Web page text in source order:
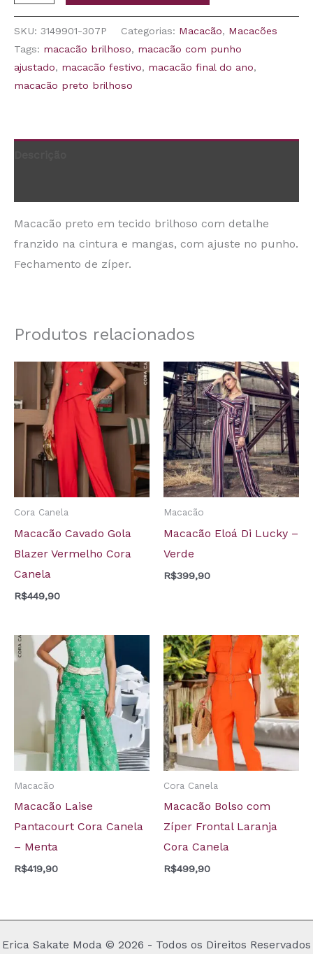
SKU: 3149901-307P Categorias: Macacão, Macacões
Tags: macacão brilhoso, macacão com punho
ajustado, macacão festivo, macacão final do ano,
macacão preto brilhoso
Macacão preto em tecido brilhoso com detalhe
franzido na cintura e mangas, com ajuste no punho.
Fechamento de zíper.
Produtos relacionados
Cora Canela
Macacão Cavado Gola
Blazer Vermelho Cora
Canela
R$449,90
Macacão
Macacão Eloá Di Lucky –
Verde
R$399,90
Macacão
Macacão Laise
Pantacourt Cora Canela
– Menta
R$419,90
Cora Canela
Macacão Bolso com
Zíper Frontal Laranja
Cora Canela
R$499,90
Erica Sakate Moda © 2026 - Todos os Direitos Reservados